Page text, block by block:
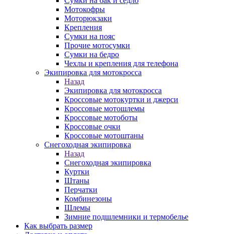
Мотокофры
Моторюкзаки
Крепления
Сумки на пояс
Прочие мотосумки
Сумки на бедро
Чехлы и крепления для телефона
Экипировка для мотокросса
Назад
Экипировка для мотокросса
Кроссовые мотокуртки и джерси
Кроссовые мотошлемы
Кроссовые мотоботы
Кроссовые очки
Кроссовые мотоштаны
Снегоходная экипировка
Назад
Снегоходная экипировка
Куртки
Штаны
Перчатки
Комбинезоны
Шлемы
Зимние подшлемники и термобелье
Как выбрать размер